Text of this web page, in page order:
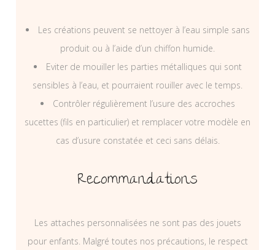
Les créations peuvent se nettoyer à l’eau simple sans
produit ou à l’aide d’un chiffon humide.
Eviter de mouiller les parties métalliques qui sont
sensibles à l’eau, et pourraient rouiller avec le temps.
Contrôler régulièrement l’usure des accroches
sucettes (fils en particulier) et remplacer votre modèle en
cas d’usure constatée et ceci sans délais.
Recommandations
Les attaches personnalisées ne sont pas des jouets
pour enfants. Malgré toutes nos précautions, le respect